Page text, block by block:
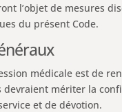
l’objet de mesures
du présent Code.
médicale est de
mériter la
et de dévotion.